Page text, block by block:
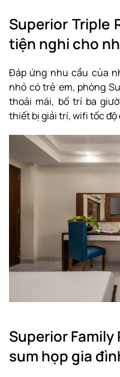
Superior Triple
tiện nghi cho
Đáp ứng nhu cầu của
nhỏ có trẻ em, phòng
thoải mái, bố trí ba
thiết bị giải trí, wifi tốc
Superior
sum họp gia